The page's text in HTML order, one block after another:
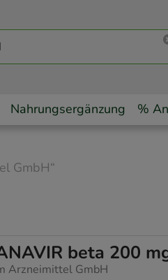
Nahrungsergänzung %
GmbH“
beta 200
Arzneimittel GmbH